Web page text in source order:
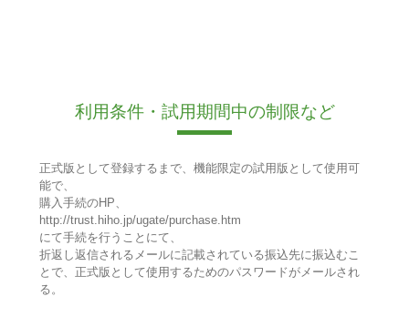
利用条件・試用期間中の制限など
正式版として登録するまで、機能限定の試用版として使用可
能で、
購入手続のHP、
http://trust.hiho.jp/ugate/purchase.htm
にて手続を行うことにて、
折返し返信されるメールに記載されている振込先に振込むこ
とで、正式版として使用するためのパスワードがメールされ
る。